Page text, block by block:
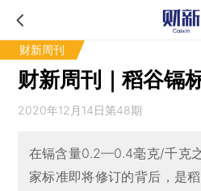
财新周刊
财新周刊｜稻谷镉
2020年12月14日第48期
在镉含量0.2—0.4毫克/千克
家标准即将修订的背后，是